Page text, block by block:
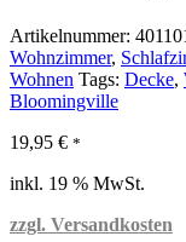
Artikelnummer:
Wohnzimmer,
Wohnen Tags: Decke,
Bloomingville
19,95 € *
inkl. 19 % MwSt.
zzgl. Versandkosten